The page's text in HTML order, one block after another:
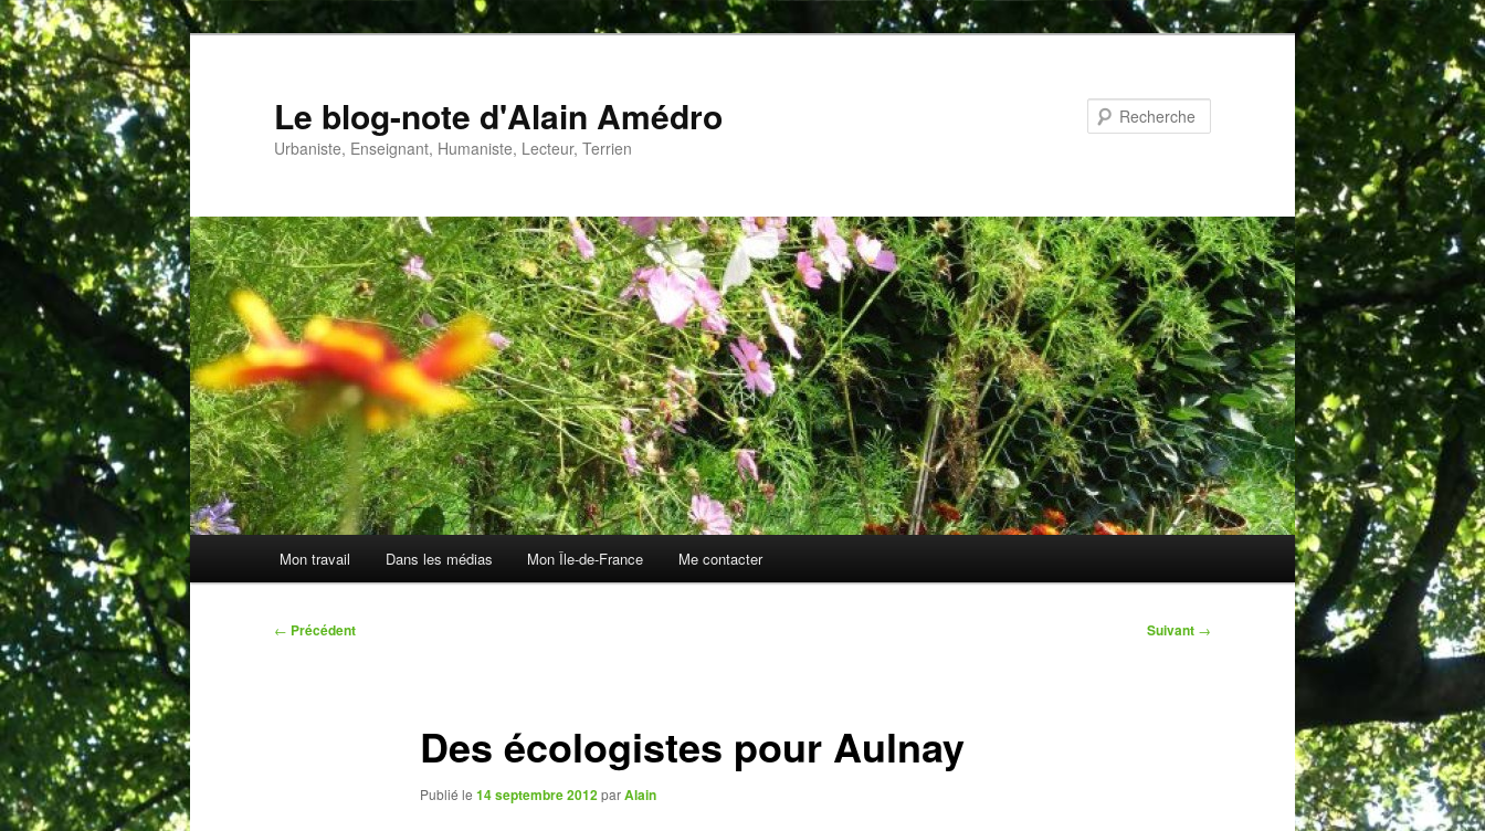
Aller
au
contenu
principal
Le blog-note d'Alain Amédro
Urbaniste, Enseignant, Humaniste, Lecteur, Terrien
Mon travail Dans les médias Mon Île-de-France Me contacter
Navigation
← Précédent Suivant →
Des écologistes pour Aulnay
Publié le 14 septembre 2012parAlain